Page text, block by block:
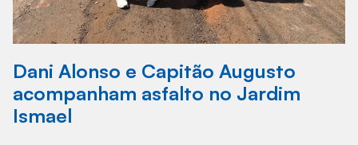
Dani Alonso e Capitão Augusto
acompanham asfalto no Jardim
Ismael